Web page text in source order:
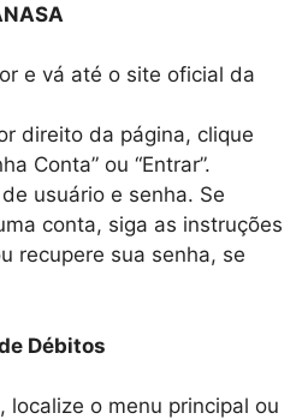
e vá até o site oficial da
direito da página, clique
Conta” ou “Entrar”.
usuário e senha. Se
conta, siga as instruções
recupere sua senha, se
Débitos
localize o menu principal ou